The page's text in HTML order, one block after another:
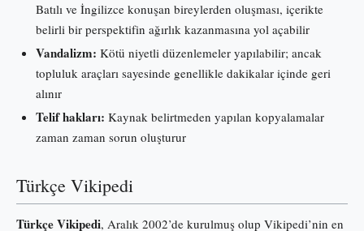
Batılı ve İngilizce konuşan bireylerden oluşması, içerikte
belirli bir perspektifin ağırlık kazanmasına yol açabilir
Vandalizm: Kötü niyetli düzenlemeler yapılabilir; ancak
topluluk araçları sayesinde genellikle dakikalar içinde geri
alınır
Telif hakları: Kaynak belirtmeden yapılan kopyalamalar
zaman zaman sorun oluşturur
Türkçe Vikipedi
Türkçe Vikipedi, Aralık 2002’de kurulmuş olup Vikipedi’nin en